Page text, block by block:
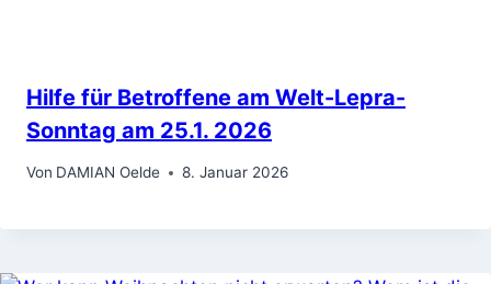
Hilfe für Betroffene am Welt-Lepra-
Sonntag am 25.1. 2026
Von DAMIAN Oelde 8. Januar 2026